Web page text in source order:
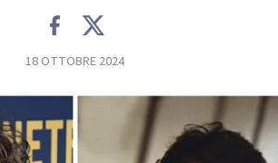
18 OTTOBRE 2024